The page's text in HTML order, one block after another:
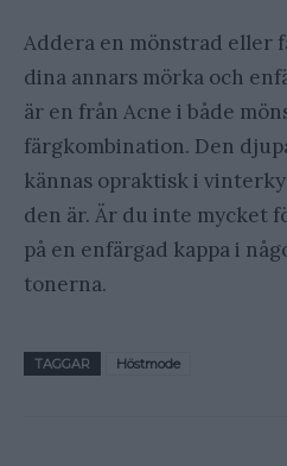
Addera en mönstrad eller
dina annars mörka och
är en från Acne i både
färgkombination. Den
kännas opraktisk i
den är. Är du inte mycket
på en enfärgad kappa i
tonerna.
TAGGAR Höstmode